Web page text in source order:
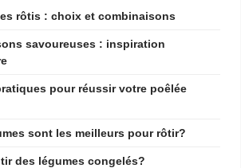
rôtis : choix et combinaisons
savoureuses : inspiration
pour réussir votre poêlée
sont les meilleurs pour rôtir?
des légumes congelés?